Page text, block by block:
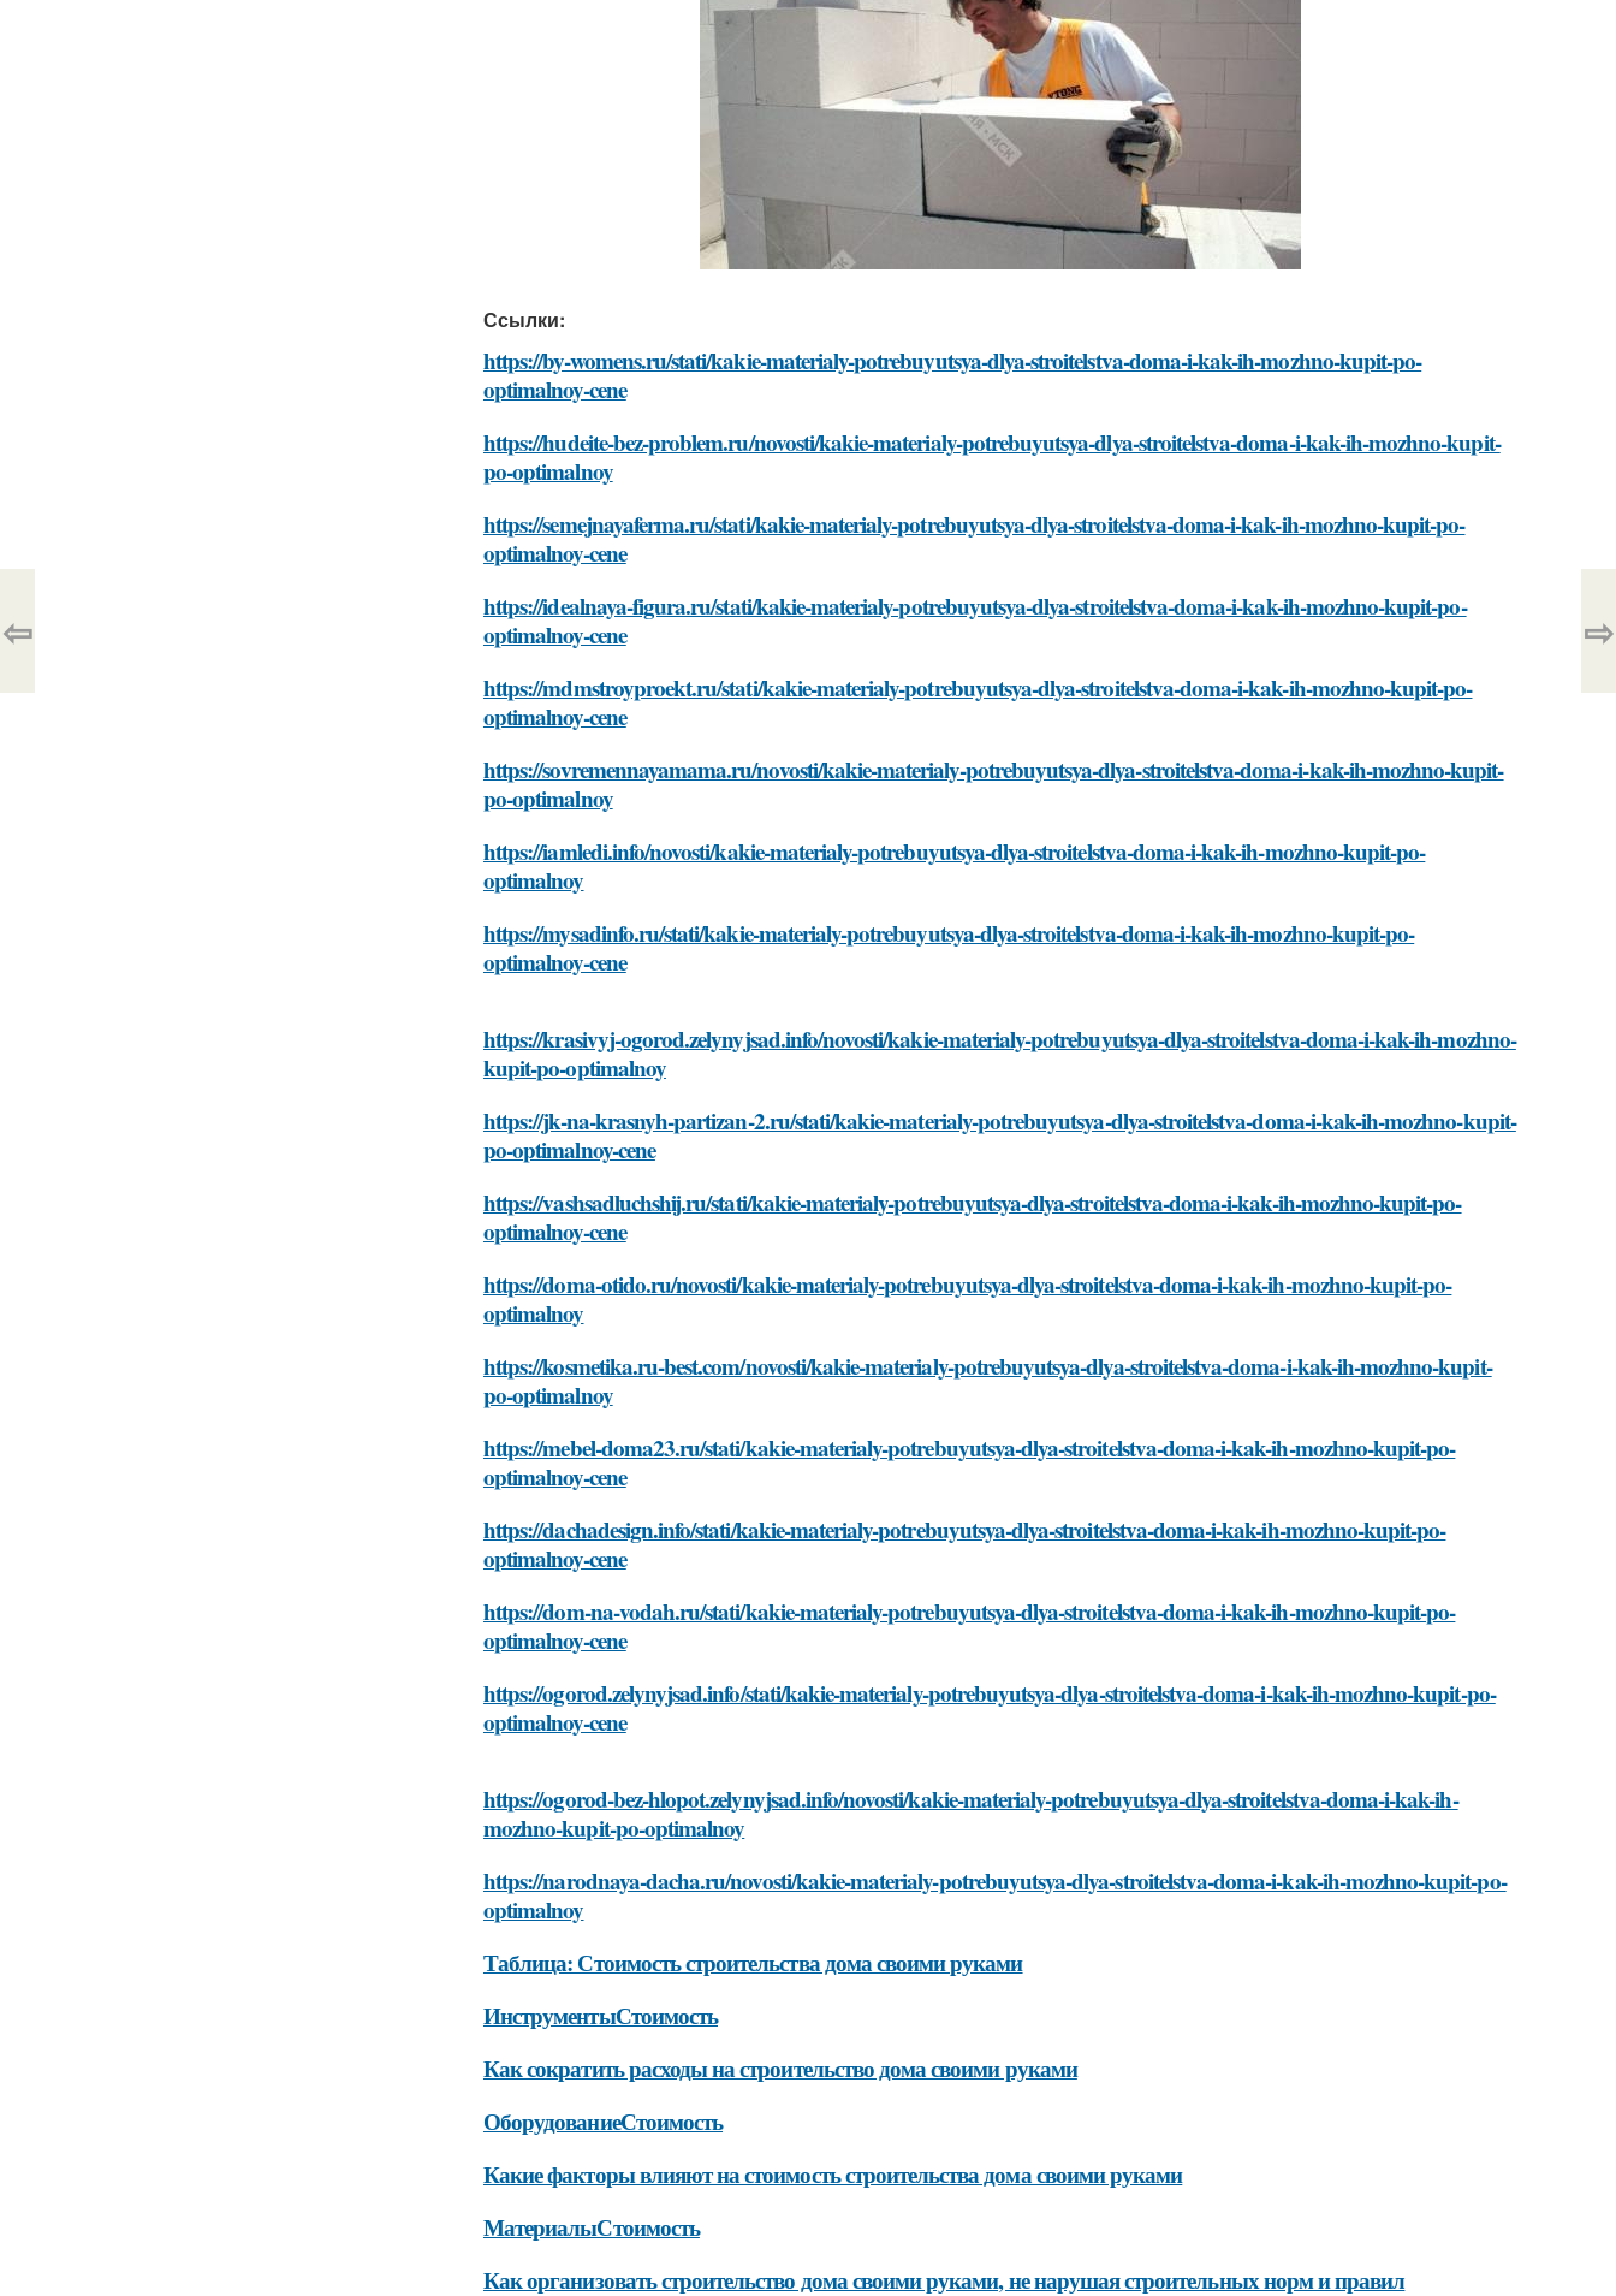
Ссылки:
https://by-womens.ru/stati/kakie-materialy-potrebuyutsya-dlya-stroitelstva-doma-i-kak-ih-mozhno-kupit-po-
optimalnoy-cene
https://hudeite-bez-problem.ru/novosti/kakie-materialy-potrebuyutsya-dlya-stroitelstva-doma-i-kak-ih-mozhno-kupit-
po-optimalnoy
https://semejnayaferma.ru/stati/kakie-materialy-potrebuyutsya-dlya-stroitelstva-doma-i-kak-ih-mozhno-kupit-po-
optimalnoy-cene
https://idealnaya-figura.ru/stati/kakie-materialy-potrebuyutsya-dlya-stroitelstva-doma-i-kak-ih-mozhno-kupit-po-
optimalnoy-cene
https://mdmstroyproekt.ru/stati/kakie-materialy-potrebuyutsya-dlya-stroitelstva-doma-i-kak-ih-mozhno-kupit-po-
optimalnoy-cene
https://sovremennayamama.ru/novosti/kakie-materialy-potrebuyutsya-dlya-stroitelstva-doma-i-kak-ih-mozhno-kupit-
po-optimalnoy
https://iamledi.info/novosti/kakie-materialy-potrebuyutsya-dlya-stroitelstva-doma-i-kak-ih-mozhno-kupit-po-
optimalnoy
https://mysadinfo.ru/stati/kakie-materialy-potrebuyutsya-dlya-stroitelstva-doma-i-kak-ih-mozhno-kupit-po-
optimalnoy-cene
https://krasivyj-ogorod.zelynyjsad.info/novosti/kakie-materialy-potrebuyutsya-dlya-stroitelstva-doma-i-kak-ih-mozhno-
kupit-po-optimalnoy
https://jk-na-krasnyh-partizan-2.ru/stati/kakie-materialy-potrebuyutsya-dlya-stroitelstva-doma-i-kak-ih-mozhno-kupit-
po-optimalnoy-cene
https://vashsadluchshij.ru/stati/kakie-materialy-potrebuyutsya-dlya-stroitelstva-doma-i-kak-ih-mozhno-kupit-po-
optimalnoy-cene
https://doma-otido.ru/novosti/kakie-materialy-potrebuyutsya-dlya-stroitelstva-doma-i-kak-ih-mozhno-kupit-po-
optimalnoy
https://kosmetika.ru-best.com/novosti/kakie-materialy-potrebuyutsya-dlya-stroitelstva-doma-i-kak-ih-mozhno-kupit-
po-optimalnoy
https://mebel-doma23.ru/stati/kakie-materialy-potrebuyutsya-dlya-stroitelstva-doma-i-kak-ih-mozhno-kupit-po-
optimalnoy-cene
https://dachadesign.info/stati/kakie-materialy-potrebuyutsya-dlya-stroitelstva-doma-i-kak-ih-mozhno-kupit-po-
optimalnoy-cene
https://dom-na-vodah.ru/stati/kakie-materialy-potrebuyutsya-dlya-stroitelstva-doma-i-kak-ih-mozhno-kupit-po-
optimalnoy-cene
https://ogorod.zelynyjsad.info/stati/kakie-materialy-potrebuyutsya-dlya-stroitelstva-doma-i-kak-ih-mozhno-kupit-po-
optimalnoy-cene
https://ogorod-bez-hlopot.zelynyjsad.info/novosti/kakie-materialy-potrebuyutsya-dlya-stroitelstva-doma-i-kak-ih-
mozhno-kupit-po-optimalnoy
https://narodnaya-dacha.ru/novosti/kakie-materialy-potrebuyutsya-dlya-stroitelstva-doma-i-kak-ih-mozhno-kupit-po-
optimalnoy
Таблица: Стоимость строительства дома своими руками
ИнструментыСтоимость
Как сократить расходы на строительство дома своими руками
ОборудованиеСтоимость
Какие факторы влияют на стоимость строительства дома своими руками
МатериалыСтоимость
Как организовать строительство дома своими руками, не нарушая строительных норм и правил
⇦ ⇨